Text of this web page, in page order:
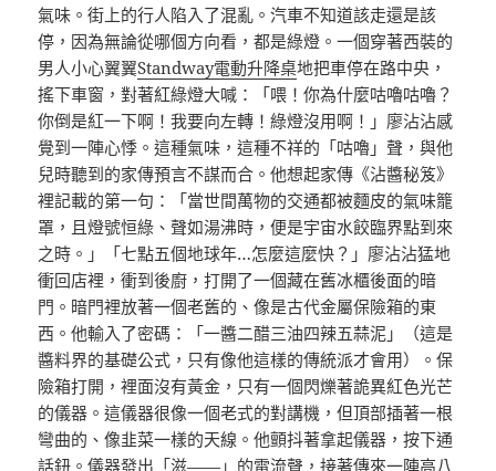
氣味。街上的行人陷入了混亂。汽車不知道該走還是該
停，因為無論從哪個方向看，都是綠燈。一個穿著西裝的
男人小心翼翼Standway電動升降桌地把車停在路中央，
搖下車窗，對著紅綠燈大喊：「喂！你為什麼咕嚕咕嚕？
你倒是紅一下啊！我要向左轉！綠燈沒用啊！」廖沾沾感
覺到一陣心悸。這種氣味，這種不祥的「咕嚕」聲，與他
兒時聽到的家傳預言不謀而合。他想起家傳《沾醬秘笈》
裡記載的第一句：「當世間萬物的交通都被麵皮的氣味籠
罩，且燈號恒綠、聲如湯沸時，便是宇宙水餃臨界點到來
之時。」「七點五個地球年…怎麼這麼快？」廖沾沾猛地
衝回店裡，衝到後廚，打開了一個藏在舊冰櫃後面的暗
門。暗門裡放著一個老舊的、像是古代金屬保險箱的東
西。他輸入了密碼：「一醬二醋三油四辣五蒜泥」（這是
醬料界的基礎公式，只有像他這樣的傳統派才會用）。保
險箱打開，裡面沒有黃金，只有一個閃爍著詭異紅色光芒
的儀器。這儀器很像一個老式的對講機，但頂部插著一根
彎曲的、像韭菜一樣的天線。他顫抖著拿起儀器，按下通
話鈕。儀器發出「滋——」的電流聲，接著傳來一陣高八